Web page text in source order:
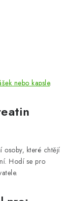
nebo kapsle.
osoby, které chtějí
Hodí se pro